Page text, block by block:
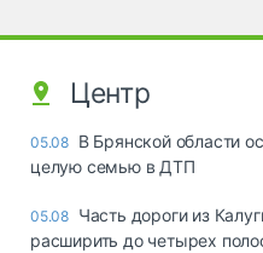
Центр
05.08 В Брянской области
целую семью в ДТП
05.08 Часть дороги из
расширить до четырех